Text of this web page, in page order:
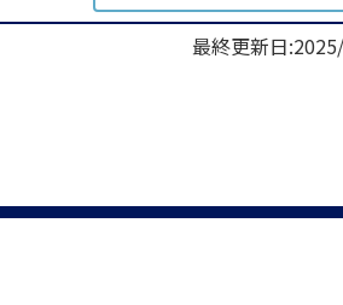
最終更新日